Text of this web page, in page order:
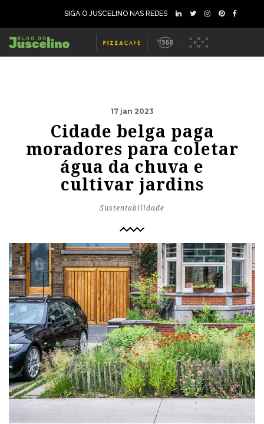
SIGA O JUSCELINO NAS REDES
17 jan 2023
Cidade belga paga
moradores para coletar
água da chuva e
cultivar jardins
Sustentabilidade